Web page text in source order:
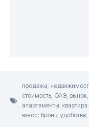
продажа;
стоимость; ОАЭ; рынок;
апартаменты;
взнос; бронь;